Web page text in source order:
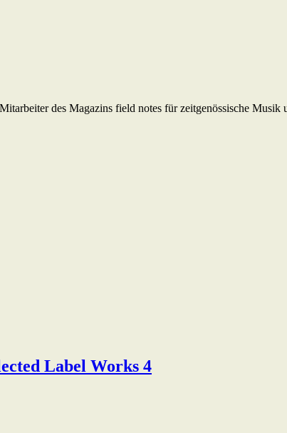
des Magazins field notes für zeitgenössische
Label Works 4